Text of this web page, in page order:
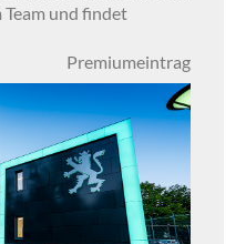
Team und findet
Premiumeintrag